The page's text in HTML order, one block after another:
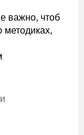
важно, чтоб
методиках,